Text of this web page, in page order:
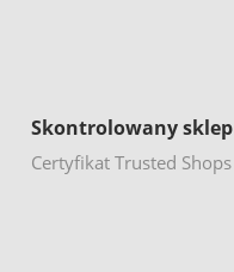
Skontrolowany sklep
Certyfikat Trusted Shops